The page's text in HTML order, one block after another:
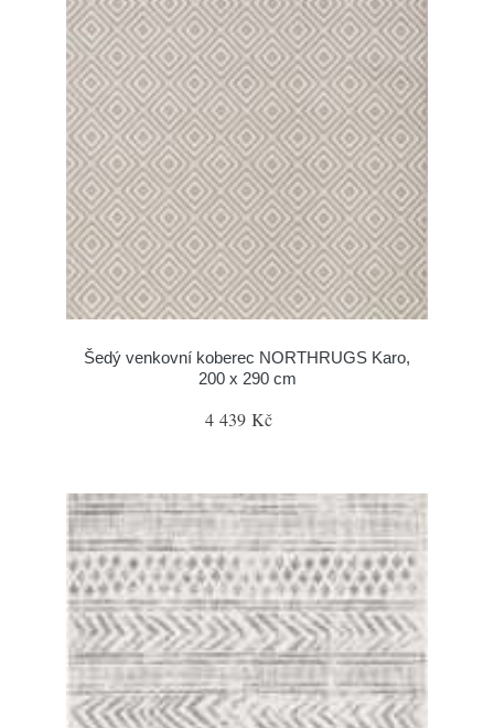
Šedý venkovní koberec NORTHRUGS Karo,
200 x 290 cm
4 439 Kč